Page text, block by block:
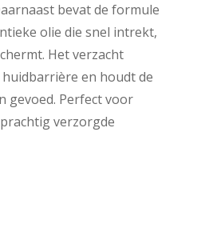
bevat de formule
olie die snel intrekt,
Het verzacht
en houdt de
gevoed. Perfect voor
verzorgde